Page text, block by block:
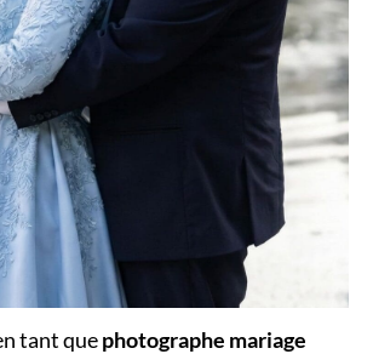
tant quephotographe mariage